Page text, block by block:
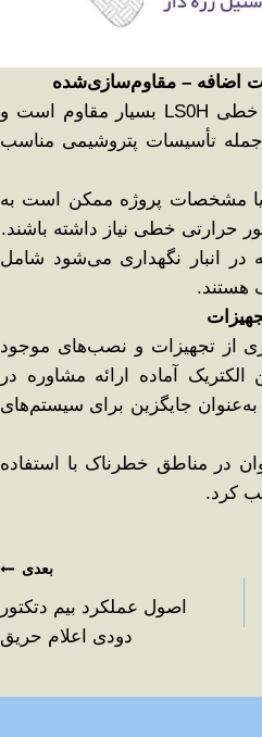
اضافه – مقاوم‌سازی‌شده
ساختار اصلی دتکتور حرارتی خطی LS0H بسیار مقاوم است و
جمله تأسیسات پتروشیمی مناسب
یا مشخصات پروژه ممکن است به
حرارتی خطی نیاز داشته باشند.
در انبار نگهداری می‌شود شامل
هستند.
از تجهیزات و نصب‌های موجود
آماده ارائه مشاوره در
جایگزین برای سیستم‌های
در مناطق خطرناک با استفاده
کرد.
بعدی
اصول عملکرد بیم دتکتور
دودی اعلام حریق